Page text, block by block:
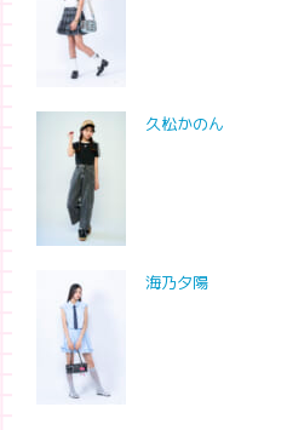
久松かのん
海乃夕陽